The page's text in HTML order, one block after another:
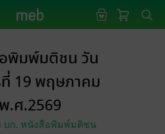
พิมพ์มติชน วัน
19 พฤษภาคม
พ.ศ.2569
บก. หนังสือพิมพ์มติชน